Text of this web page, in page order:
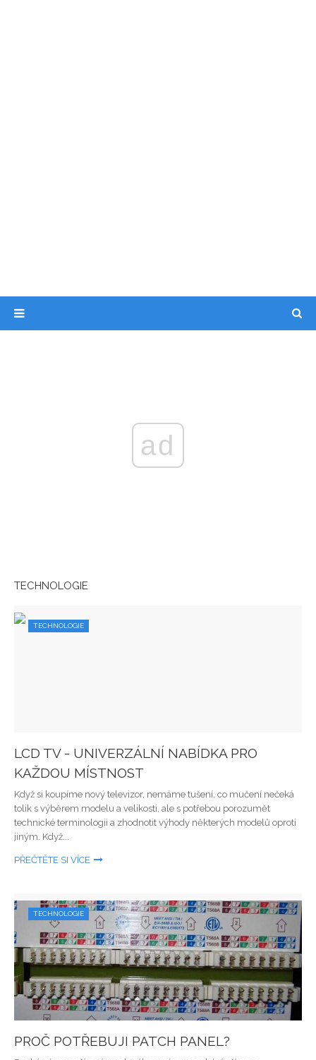
ad
TECHNOLOGIE
TECHNOLOGIE
LCD TV - UNIVERZÁLNÍ NABÍDKA PRO
KAŽDOU MÍSTNOST
Když si koupíme nový televizor, nemáme tušení, co mučení nečeká
tolik s výběrem modelu a velikosti, ale s potřebou porozumět
technické terminologii a zhodnotit výhody některých modelů oproti
jiným. Když...
PŘEČTĚTE SI VÍCE
TECHNOLOGIE
PROČ POTŘEBUJI PATCH PANEL?